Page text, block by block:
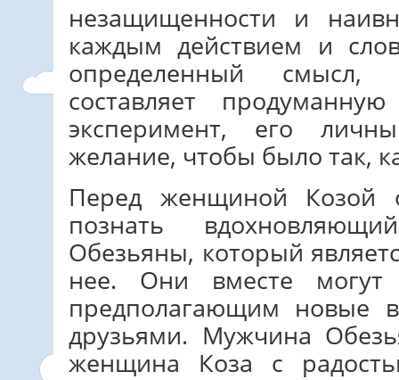
незащищенности и
каждым действием и
определенный смысл,
составляет
эксперимент, его
желание, чтобы было так,
Перед женщиной Козой
познать
Обезьяны, который
нее. Они вместе могут
предполагающим новые
друзьями. Мужчина
женщина Коза с